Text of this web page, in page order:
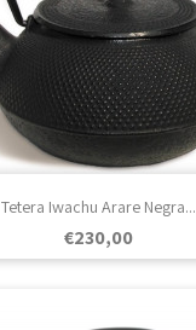
Tetera Iwachu Arare Negra...
Prezo
€230,00